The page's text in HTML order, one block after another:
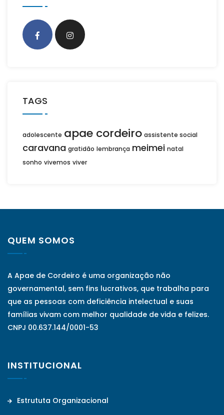
TAGS
adolescente apae cordeiro assistente social
caravana gratidão lembrança meimei natal
sonho vivemos viver
QUEM SOMOS
A Apae de Cordeiro é uma organização não
governamental, sem fins lucrativos, que trabalha para
que as pessoas com deficiência intelectual e suas
famílias vivam com melhor qualidade de vida e felizes.
CNPJ 00.637.144/0001-53
INSTITUCIONAL
Estrututa Organizacional